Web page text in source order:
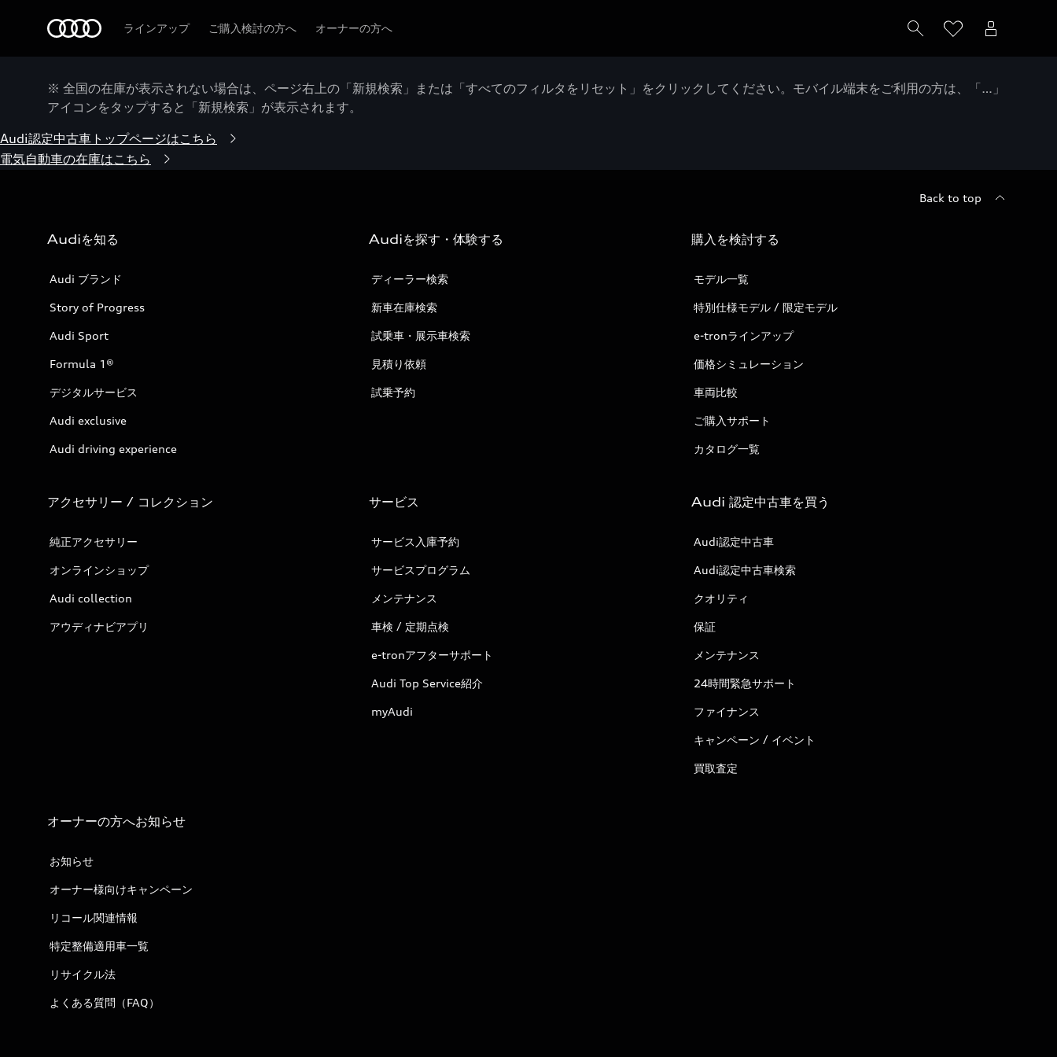
ラインアップ ご購入検討の方へ オーナーの方へ
※ 全国の在庫が表示されない場合は、ページ右上の「新規検索」または「すべてのフィルタをリセット」をクリックしてください。モバイル端末をご利用の方は、「…」
アイコンをタップすると「新規検索」が表示されます。
Audi認定中古車トップページはこちら
電気自動車の在庫はこちら
Back to top
Audiを知る
Audi ブランド
Story of Progress
Audi Sport
Formula 1®
デジタルサービス
Audi exclusive
Audi driving experience
Audiを探す・体験する
ディーラー検索
新車在庫検索
試乗車・展示車検索
見積り依頼
試乗予約
購入を検討する
モデル一覧
特別仕様モデル / 限定モデル
e-tronラインアップ
価格シミュレーション
車両比較
ご購入サポート
カタログ一覧
アクセサリー / コレクション
純正アクセサリー
オンラインショップ
Audi collection
アウディナビアプリ
サービス
サービス入庫予約
サービスプログラム
メンテナンス
車検 / 定期点検
e-tronアフターサポート
Audi Top Service紹介
myAudi
Audi 認定中古車を買う
Audi認定中古車
Audi認定中古車検索
クオリティ
保証
メンテナンス
24時間緊急サポート
ファイナンス
キャンペーン / イベント
買取査定
オーナーの方へお知らせ
お知らせ
オーナー様向けキャンペーン
リコール関連情報
特定整備適用車一覧
リサイクル法
よくある質問（FAQ）